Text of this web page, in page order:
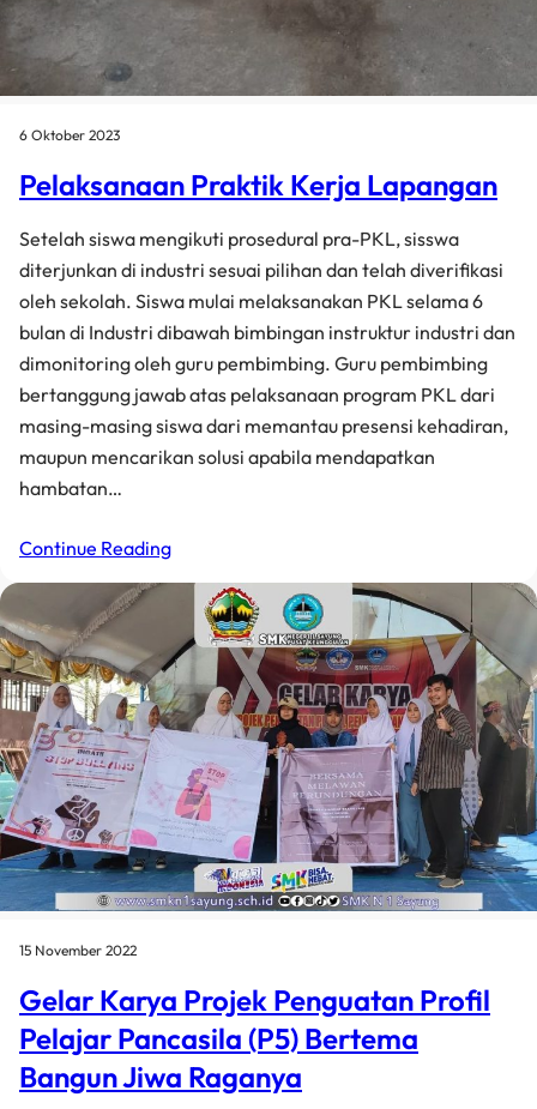
6 Oktober 2023
Pelaksanaan Praktik Kerja Lapangan
Setelah siswa mengikuti prosedural pra-PKL, sisswa
diterjunkan di industri sesuai pilihan dan telah diverifikasi
oleh sekolah. Siswa mulai melaksanakan PKL selama 6
bulan di Industri dibawah bimbingan instruktur industri dan
dimonitoring oleh guru pembimbing. Guru pembimbing
bertanggung jawab atas pelaksanaan program PKL dari
masing-masing siswa dari memantau presensi kehadiran,
maupun mencarikan solusi apabila mendapatkan
hambatan…
Continue Reading
15 November 2022
Gelar Karya Projek Penguatan Profil
Pelajar Pancasila (P5) Bertema
Bangun Jiwa Raganya